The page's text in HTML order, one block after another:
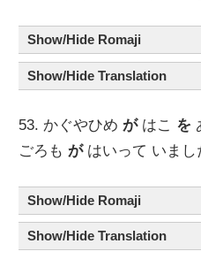
Show/Hide Romaji
Show/Hide Translation
53. かぐやひめがはこ を
ごろもがはいって いまし
Show/Hide Romaji
Show/Hide Translation